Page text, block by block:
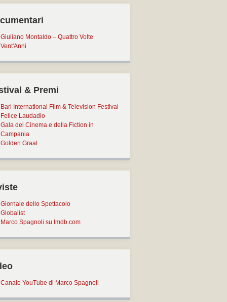
Giuliano Montaldo – Quattro Volte
Vent'Anni
& Premi
Bari International Film & Television Festival
Felice Laudadio
Gala del Cinema e della Fiction in
Campania
Golden Graal
Giornale dello Spettacolo
Globalist
Marco Spagnoli su Imdb.com
Canale YouTube di Marco Spagnoli